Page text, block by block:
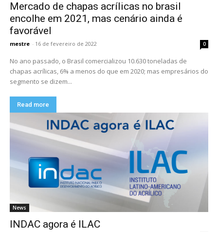
Mercado de chapas acrílicas no brasil
encolhe em 2021, mas cenário ainda é
favorável
mestre - 16 de fevereiro de 2022 0
No ano passado, o Brasil comercializou 10.630 toneladas de
chapas acrílicas, 6% a menos do que em 2020; mas empresários do
segmento se dizem...
Read more
News
INDAC agora é ILAC